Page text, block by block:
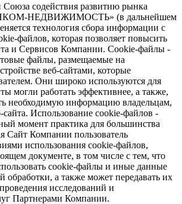
содействия развитию рынка
НЕДВИЖИМОСТЬ» (в дальнейшем
технология сбора информации с
файлов, которая позволяет повысить
и Сервисов Компании. Сookie-файлы -
файлы, размещаемые на
веб-сайтами, которые
Они широко используются для
могли работать эффективнее, а также,
необходимую информацию владельцам,
Использование cookie-файлов -
момент практика для большинства
Сайт Компании пользователь
использования cookie-файлов,
документе, в том числе с тем, что
cookie-файлы и иные данные
обработки, а также может передавать их
исследований и
Партнерами Компании.